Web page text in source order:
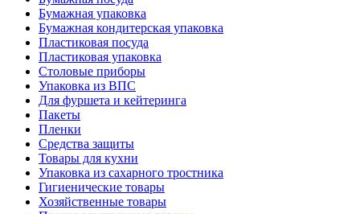
Бумажная упаковка
Бумажная кондитерская упаковка
Пластиковая посуда
Пластиковая упаковка
Столовые приборы
Упаковка из ВПС
Для фуршета и кейтеринга
Пакеты
Пленки
Средства защиты
Товары для кухни
Упаковка из сахарного тростника
Гигиенические товары
Хозяйственные товары